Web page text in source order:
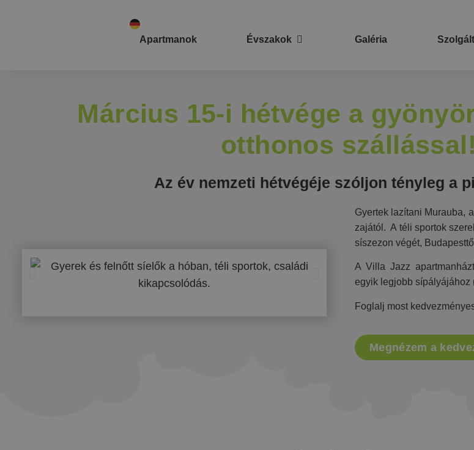
Apartmanok Évszakok Galéria
Március 15-i hétvége a
otthonos szállással!
Az év nemzeti hétvégéje szóljon tényleg a
Gyertek lazítani Murauba,
zajától. A téli sportok
síszezon végét,
A Villa Jazz
egyik legjobb sípályájához
Foglalj most
Megnézem a